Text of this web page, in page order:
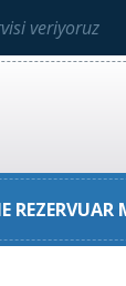
veriyoruz
REZERVUAR